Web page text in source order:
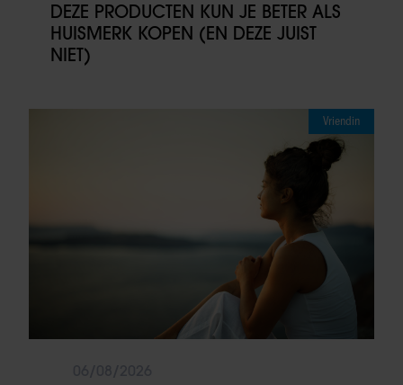
DEZE PRODUCTEN KUN JE BETER ALS
HUISMERK KOPEN (EN DEZE JUIST
NIET)
Vriendin